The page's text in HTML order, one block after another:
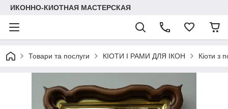
ИКОННО-КИОТНАЯ МАСТЕРСКАЯ
Товари та послуги КІОТИ І РАМИ ДЛЯ ІКОН Кіоти з